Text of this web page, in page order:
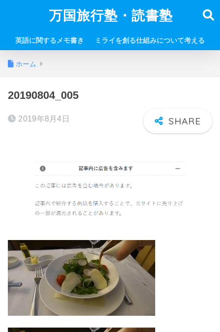
万国旅行塾・読書塾
英語に関するメモ書き ミライを創る仕組みについて考える
ホーム
20190804_005
2019年8月4日